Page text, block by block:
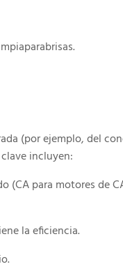
(por ejemplo, del
incluyen:
(CA para motores de
la eficiencia.